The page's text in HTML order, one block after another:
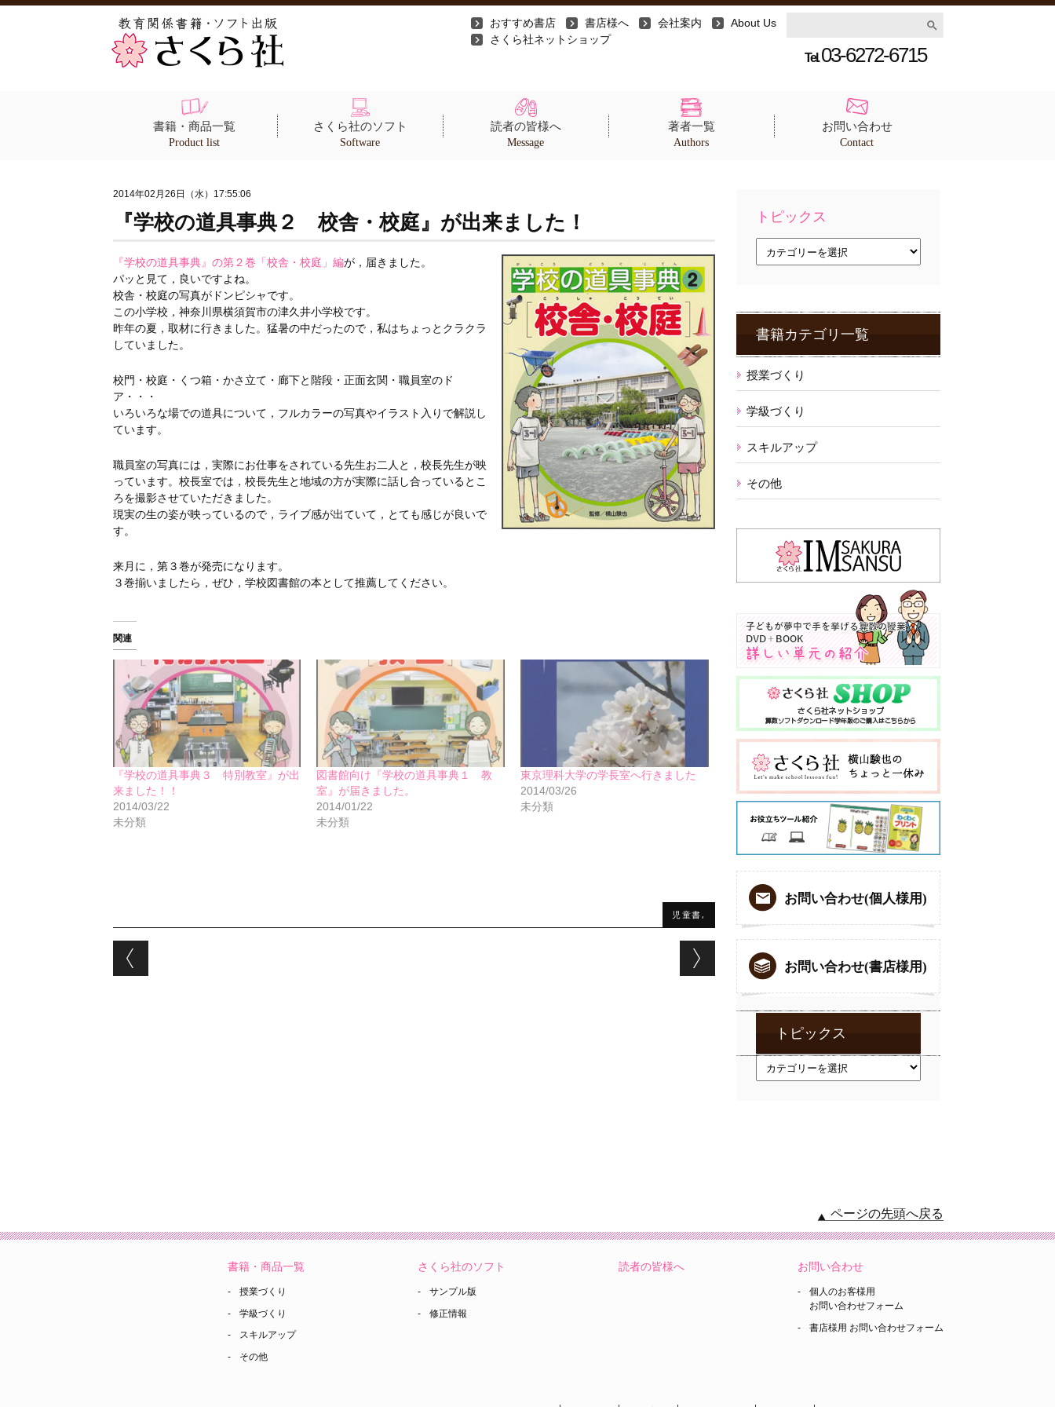
おすすめ書店 書店様へ 会社案内
About Us
さくら社ネットショップ
Tel. 03-6272-6715
書籍・商品一覧
Product list
さくら社のソフト
Software
読者の皆様へ
Message
著者一覧
Authors
お問い合わせ
Contact
2014年02月26日（水）17:55:06
『学校の道具事典２ 校舎・校庭』が出来ました！
『学校の道具事典』の第２巻「校舎・校庭」編が，届きました。
パッと見て，良いですよね。
校舎・校庭の写真がドンピシャです。
この小学校，神奈川県横須賀市の津久井小学校です。
昨年の夏，取材に行きました。猛暑の中だったので，私はちょっとクラクラ
していました。
校門・校庭・くつ箱・かさ立て・廊下と階段・正面玄関・職員室のド
ア・・・
いろいろな場での道具について，フルカラーの写真やイラスト入りで解説し
ています。
職員室の写真には，実際にお仕事をされている先生お二人と，校長先生が映
っています。校長室では，校長先生と地域の方が実際に話し合っているとこ
ろを撮影させていただきました。
現実の生の姿が映っているので，ライブ感が出ていて，とても感じが良いで
す。
来月に，第３巻が発売になります。
３巻揃いましたら，ぜひ，学校図書館の本として推薦してください。
関連
『学校の道具事典３ 特別教室』が出
来ました！！
2014/03/22
未分類
図書館向け『学校の道具事典１ 教
室』が届きました。
2014/01/22
未分類
東京理科大学の学長室へ行きました
2014/03/26
未分類
児童書,
Post navigation
トピックス
ス
書籍カテゴリ一覧
授業づくり
学級づくり
スキルアップ
その他
お問い合わせ(個人様用)
お問い合わせ(書店様用)
トピックス
ページの先頭へ戻る
書籍・商品一覧
授業づくり
学級づくり
スキルアップ
その他
さくら社のソフト
サンプル版
修正情報
読者の皆様へ お問い合わせ
個人のお客様用
お問い合わせフォーム
書店様用 お問い合わせフォーム